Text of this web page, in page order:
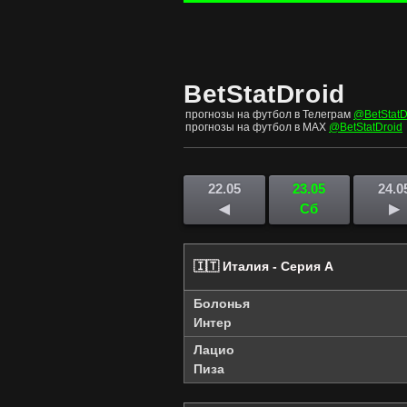
BetStatDroid
прогнозы на футбол в Телеграм
прогнозы на футбол в MAX @BetStatDroid
22.05
◀
23.05
Сб
▶
🇮🇹 Италия - Серия А
Болонья
Интер
Лацио
Пиза